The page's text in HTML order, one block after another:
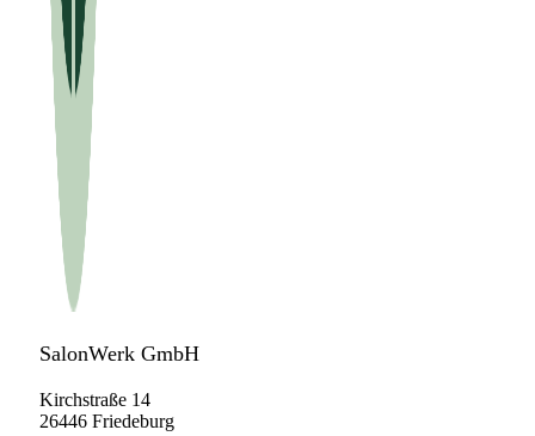
SalonWerk GmbH
Kirchstraße 14
26446 Friedeburg